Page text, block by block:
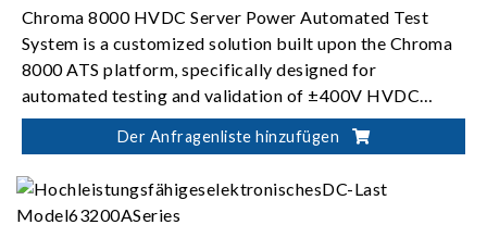
Chroma 8000 HVDC Server Power Automated Test
System is a customized solution built upon the Chroma
8000 ATS platform, specifically designed for
automated testing and validation of ±400V HVDC
server power conversion devices.
Der Anfragenliste hinzufügen